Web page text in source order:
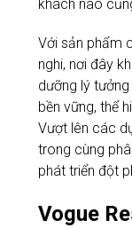
khách nào
Với sản phẩm
nghi, nơi đây
dưỡng lý
bền vững, thể
Vượt lên các
trong cùng
phát triển đột
Vogue